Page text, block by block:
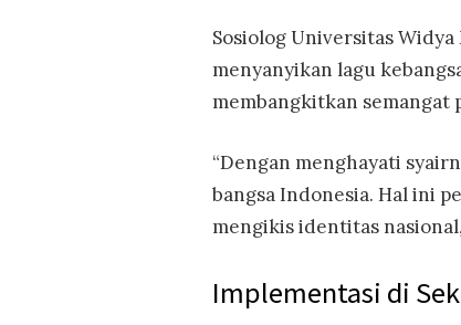
Sosiolog Universitas
menyanyikan lagu
membangkitkan semangat
“Dengan menghayati
bangsa Indonesia. Hal ini
mengikis identitas
Implementasi di